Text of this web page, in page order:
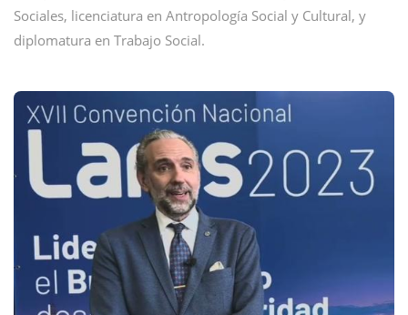
Sociales, licenciatura en Antropología Social y Cultural, y
diplomatura en Trabajo Social.